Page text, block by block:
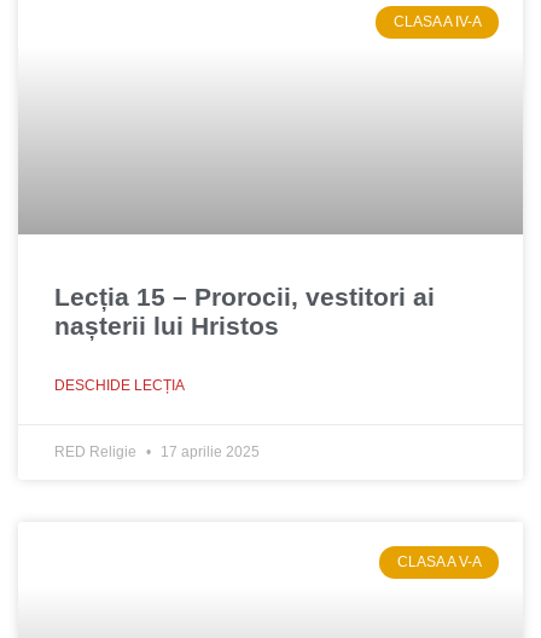
CLASA A IV-A
Lecția 15 – Prorocii, vestitori ai
nașterii lui Hristos
DESCHIDE LECȚIA
RED Religie 17 aprilie 2025
CLASA A V-A